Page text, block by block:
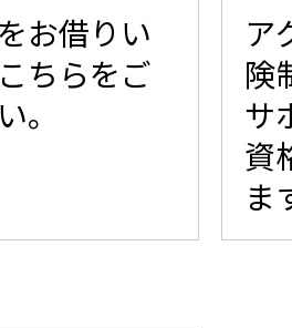
お借りい
ちらをご
。
ア
険
サ
資
ま